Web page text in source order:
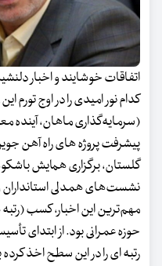
اتفاقات خوشایند و اخبار
کدام نور امیدی را در اوج تورم
(سرمایه‌گذاری ماهان، آینده
پیشرفت پروژه های راه آهن
گلستان، برگزاری همایش
نشست‌های همدلی استانداران و
مهم‌ترین این اخبار، کسب
حوزه عمرانی بود. از ابتدای
رتبه ای را در این سطح اخذ